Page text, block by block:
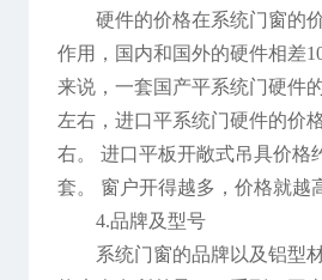
硬件的价格在系统门窗的
作用，国内和国外的硬件相差
来说，一套国产平系统门硬件
左右，进口平系统门硬件的价
右。 进口平板开敞式吊具价格
套。 窗户开得越多，价格就越
4.品牌及型号
系统门窗的品牌以及铝型